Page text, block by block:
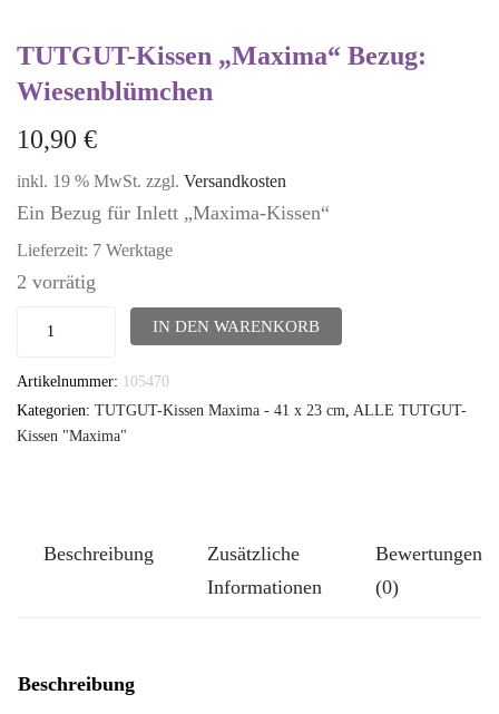
TUTGUT-Kissen „Maxima“ Bezug:
Wiesenblümchen
10,90 €
inkl. 19 % MwSt. zzgl. Versandkosten
Ein Bezug für Inlett „Maxima-Kissen“
Lieferzeit: 7 Werktage
2 vorrätig
TUTGUT-
"Maxima"
Bezug:
IN DEN WARENKORB
Artikelnummer: 105470
Kategorien: TUTGUT-Kissen Maxima - 41 x 23 cm ALLE TUTGUT-
Kissen "Maxima"
Beschreibung
Zusätzliche
Informationen
Bewertungen
(0)
Beschreibung